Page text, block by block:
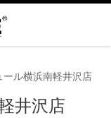
ール横浜南軽井沢店
井沢店